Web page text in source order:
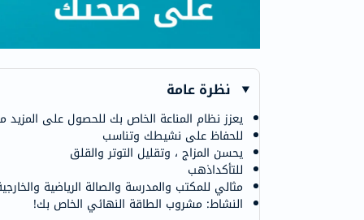
نظرة عامة
يعزز نظام المناعة الخاص بك للحصول على المزيد
للحفاظ على نشيطك وتناسب
يحسن المزاج ، وتقليل التوتر والقلق
للتأكداذهب
مثالي للمكتب والمدرسة والصالة الرياضية
النشاط: مشروب الطاقة النهائي الخاص بك!